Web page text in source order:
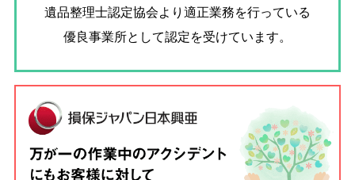
遺品整理士認定協会より適正業務を行っている
優良事業所として認定を受けています。